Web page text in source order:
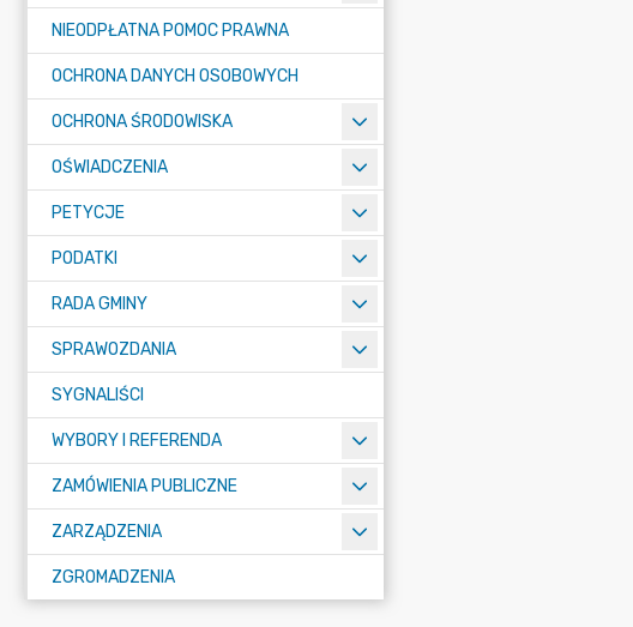
NIEODPŁATNA POMOC PRAWNA
OCHRONA DANYCH OSOBOWYCH
OCHRONA ŚRODOWISKA
OŚWIADCZENIA
PETYCJE
PODATKI
RADA GMINY
SPRAWOZDANIA
SYGNALIŚCI
WYBORY I REFERENDA
ZAMÓWIENIA PUBLICZNE
ZARZĄDZENIA
ZGROMADZENIA